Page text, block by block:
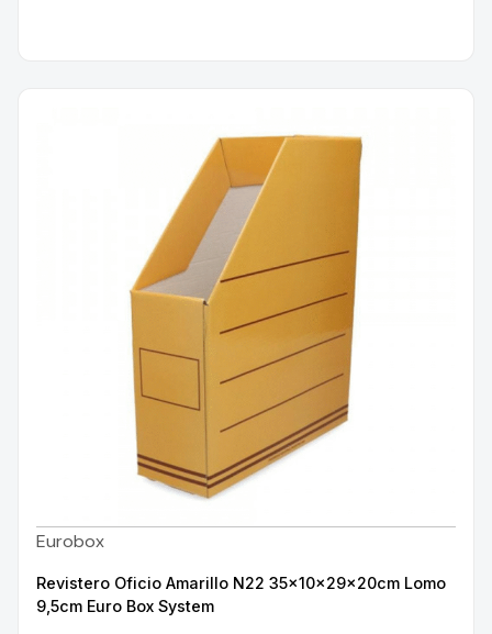
Eurobox
Revistero Oficio Amarillo N22 35x10x29x20cm Lomo
9,5cm Euro Box System